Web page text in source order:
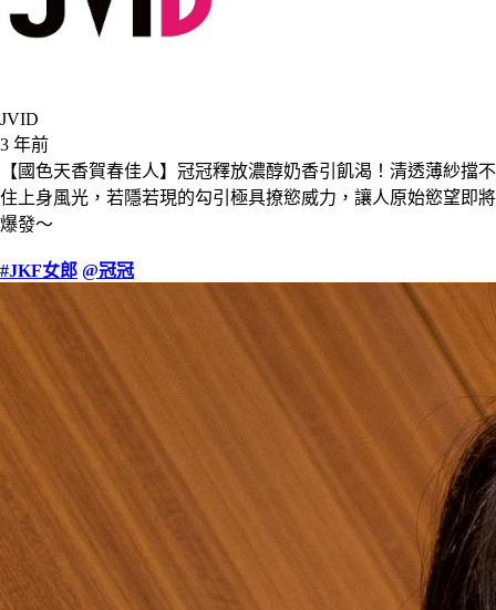
JVID
3 年前
【國色天香賀春佳人】冠冠釋放濃醇奶香引飢渴！清透薄紗擋不
住上身風光，若隱若現的勾引極具撩慾威力，讓人原始慾望即將
爆發～
#JKF女郎 @冠冠